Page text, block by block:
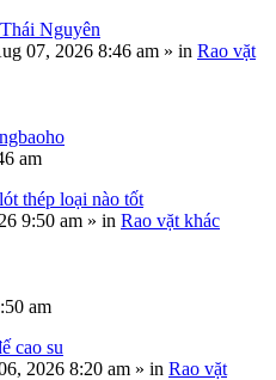
Nguyên
07, 2026 8:46 am » in Rao vặt
am
thép loại nào tốt
9:50 am » in Rao vặt khác
am
cao su
2026 8:20 am » in Rao vặt